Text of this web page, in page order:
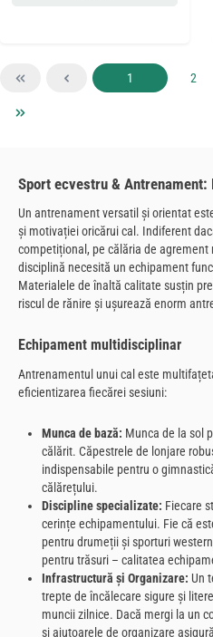
Pagina
1 2
Sport ecvestru &
Un antrenament versatil și orientat
și motivației oricărui cal. Indiferent
competițional, pe călăria de agrement
disciplină necesită un echipament
Materialele de înaltă calitate susțin
riscul de rănire și ușurează enorm
Echipament multidisciplinar
Antrenamentul unui cal este
eficientizarea fiecărei sesiuni:
Munca de bază: Munca de la sol
călărit. Căpestrele de lonjare
indispensabile pentru o
călărețului.
Discipline specializate: Fiecare
cerințe echipamentului. Fie că
pentru drumeții și sporturi
pentru trăsuri – calitatea
Infrastructură și Organizare: Un
trepte de încălecare sigure și
muncii zilnice. Dacă mergi la un
și ajutoarele de organizare